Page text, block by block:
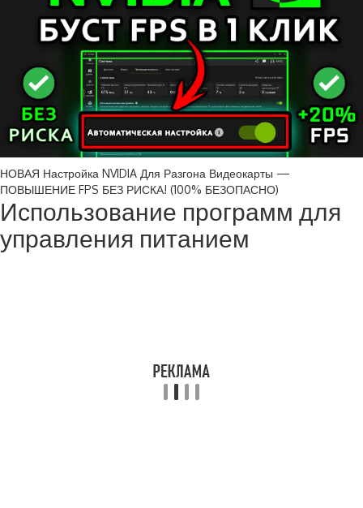
НОВАЯ Настройка NVIDIA Для Разгона Видеокарты —
ПОВЫШЕНИЕ FPS БЕЗ РИСКА! (100% БЕЗОПАСНО)
Использование программ для
управления питанием